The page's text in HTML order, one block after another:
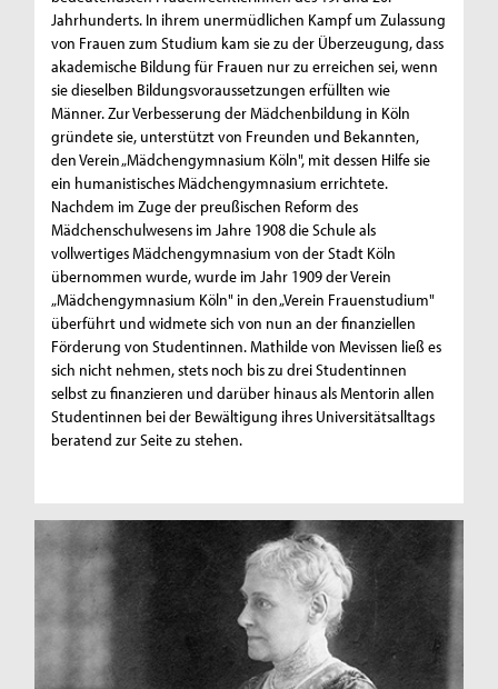
Jahrhunderts. In ihrem unermüdlichen Kampf um Zulassung
von Frauen zum Studium kam sie zu der Überzeugung, dass
akademische Bildung für Frauen nur zu erreichen sei, wenn
sie dieselben Bildungsvoraussetzungen erfüllten wie
Männer. Zur Verbesserung der Mädchenbildung in Köln
gründete sie, unterstützt von Freunden und Bekannten,
den Verein „Mädchengymnasium Köln", mit dessen Hilfe sie
ein humanistisches Mädchengymnasium errichtete.
Nachdem im Zuge der preußischen Reform des
Mädchenschulwesens im Jahre 1908 die Schule als
vollwertiges Mädchengymnasium von der Stadt Köln
übernommen wurde, wurde im Jahr 1909 der Verein
„Mädchengymnasium Köln" in den „Verein Frauenstudium"
überführt und widmete sich von nun an der finanziellen
Förderung von Studentinnen. Mathilde von Mevissen ließ es
sich nicht nehmen, stets noch bis zu drei Studentinnen
selbst zu finanzieren und darüber hinaus als Mentorin allen
Studentinnen bei der Bewältigung ihres Universitätsalltags
beratend zur Seite zu stehen.